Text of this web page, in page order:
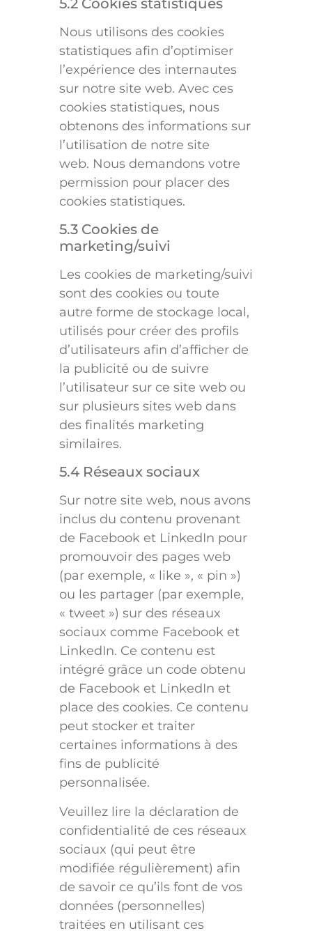
Nous utilisons des cookies
statistiques afin d’optimiser
l’expérience des internautes
sur notre site web. Avec ces
cookies statistiques, nous
obtenons des informations sur
l’utilisation de notre site
web. Nous demandons votre
permission pour placer des
cookies statistiques.
5.3 Cookies de
marketing/suivi
Les cookies de marketing/suivi
sont des cookies ou toute
autre forme de stockage local,
utilisés pour créer des profils
d’utilisateurs afin d’afficher de
la publicité ou de suivre
l’utilisateur sur ce site web ou
sur plusieurs sites web dans
des finalités marketing
similaires.
5.4 Réseaux sociaux
Sur notre site web, nous avons
inclus du contenu provenant
de Facebook et LinkedIn pour
promouvoir des pages web
(par exemple, « like », « pin »)
ou les partager (par exemple,
« tweet ») sur des réseaux
sociaux comme Facebook et
LinkedIn. Ce contenu est
intégré grâce un code obtenu
de Facebook et LinkedIn et
place des cookies. Ce contenu
peut stocker et traiter
certaines informations à des
fins de publicité
personnalisée.
Veuillez lire la déclaration de
confidentialité de ces réseaux
sociaux (qui peut être
modifiée régulièrement) afin
de savoir ce qu’ils font de vos
données (personnelles)
traitées en utilisant ces